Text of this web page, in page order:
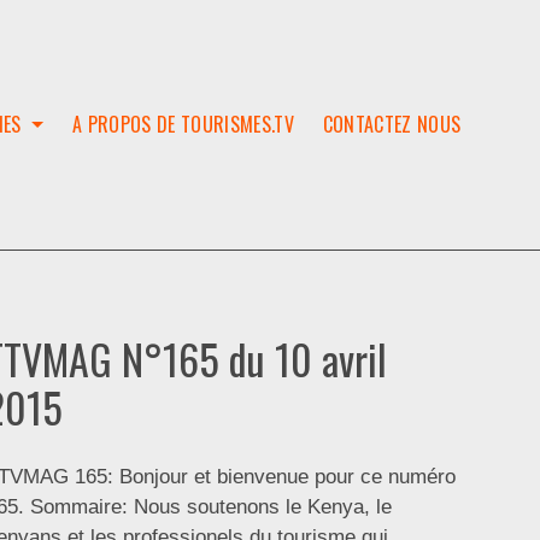
A PROPOS DE TOURISMES.TV CONTACTEZ NOUS
N°165 du 10 avril
165: Bonjour et bienvenue pour ce numéro
Sommaire: Nous soutenons le Kenya, le